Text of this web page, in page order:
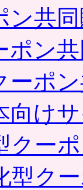
ン共
ポン
ーポ
向け
クー
型ク